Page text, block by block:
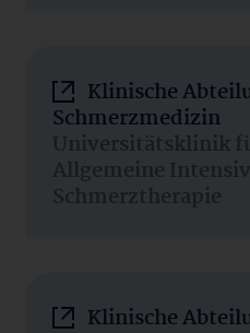
Klinische
Schmerzmedizin
Universitätsklinik
Allgemeine
Schmerztherapie
Klinische